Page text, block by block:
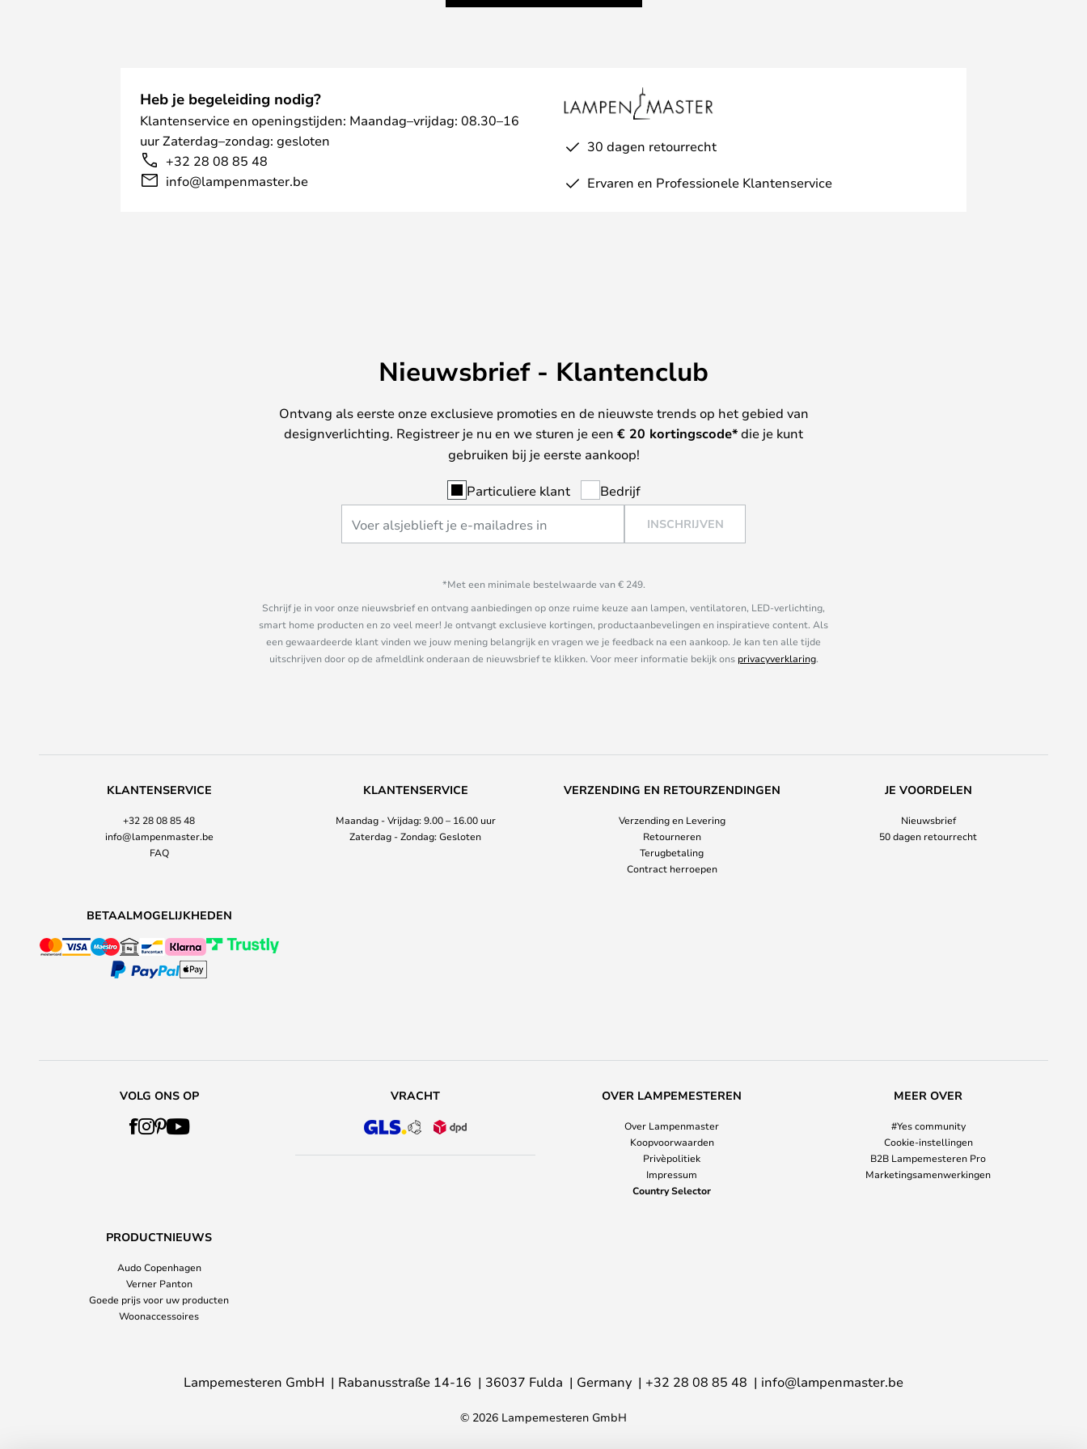
Heb je begeleiding nodig?
Klantenservice en openingstijden: Maandag–vrijdag: 08.30–16
uur Zaterdag–zondag: gesloten
+32 28 08 85 48
info@lampenmaster.be
30 dagen retourrecht
Ervaren en Professionele Klantenservice
Nieuwsbrief - Klantenclub
Ontvang als eerste onze exclusieve promoties en de nieuwste trends op het gebied van
designverlichting. Registreer je nu en we sturen je een € 20 kortingscode*die je kunt
gebruiken bij je eerste aankoop!
Particuliere klant Bedrijf
INSCHRIJVEN
*Met een minimale bestelwaarde van € 249.
Schrijf je in voor onze nieuwsbrief en ontvang aanbiedingen op onze ruime keuze aan lampen, ventilatoren, LED-verlichting,
smart home producten en zo veel meer! Je ontvangt exclusieve kortingen, productaanbevelingen en inspiratieve content. Als
een gewaardeerde klant vinden we jouw mening belangrijk en vragen we je feedback na een aankoop. Je kan ten alle tijde
uitschrijven door op de afmeldlink onderaan de nieuwsbrief te klikken. Voor meer informatie bekijk ons privacyverklaring.
KLANTENSERVICE
+32 28 08 85 48
info@lampenmaster.be
FAQ
KLANTENSERVICE
Maandag - Vrijdag: 9.00 – 16.00 uur
Zaterdag - Zondag: Gesloten
VERZENDING EN RETOURZENDINGEN
Verzending en Levering
Retourneren
Terugbetaling
Contract herroepen
JE VOORDELEN
Nieuwsbrief
50 dagen retourrecht
BETAALMOGELIJKHEDEN
VOLG ONS OP VRACHT OVER LAMPEMESTEREN
Over Lampenmaster
Koopvoorwaarden
Privèpolitiek
Impressum
Country Selector
MEER OVER
#Yes community
Cookie-instellingen
B2B Lampemesteren Pro
Marketingsamenwerkingen
PRODUCTNIEUWS
Audo Copenhagen
Verner Panton
Goede prijs voor uw producten
Woonaccessoires
Lampemesteren GmbH Rabanusstraße 14-16 36037 Fulda Germany +32 28 08 85 48 info@lampenmaster.be
© 2026 Lampemesteren GmbH